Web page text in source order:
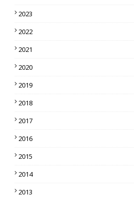
2023
2022
2021
2020
2019
2018
2017
2016
2015
2014
2013